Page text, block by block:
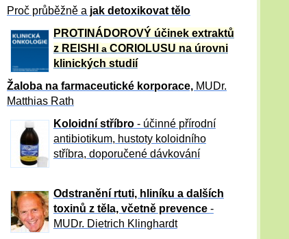
Proč průběžně a jak detoxikovat tělo
PROTINÁDOROVÝ účinek extraktů
z REISHI a CORIOLUSU na úrovni
klinických studií
Žaloba na farmaceutické korporace, MUDr.
Matthias Rath
Koloidní stříbro- účinné přírodní
antibiotikum, hustoty koloidního
stříbra, doporučené dávkování
Odstranění rtuti, hliníku a dalších
toxinů z těla, včetně prevence -
MUDr. Dietrich Klinghardt